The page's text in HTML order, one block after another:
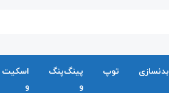
بدنسازی توپ
پینگ‌پنگ
و
اسکیت
و